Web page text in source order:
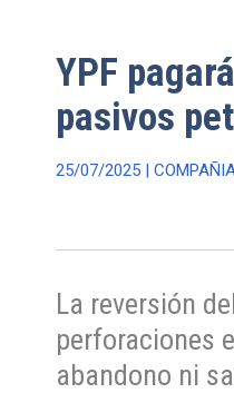
YPF
pasivos
25/07/2025 |
La reversión
perforaciones
abandono ni